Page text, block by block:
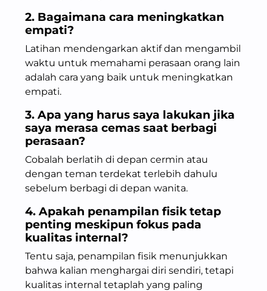
2. Bagaimana cara meningkatkan
empati?
Latihan mendengarkan aktif dan mengambil
waktu untuk memahami perasaan orang lain
adalah cara yang baik untuk meningkatkan
empati.
3. Apa yang harus saya lakukan jika
saya merasa cemas saat berbagi
perasaan?
Cobalah berlatih di depan cermin atau
dengan teman terdekat terlebih dahulu
sebelum berbagi di depan wanita.
4. Apakah penampilan fisik tetap
penting meskipun fokus pada
kualitas internal?
Tentu saja, penampilan fisik menunjukkan
bahwa kalian menghargai diri sendiri, tetapi
kualitas internal tetaplah yang paling